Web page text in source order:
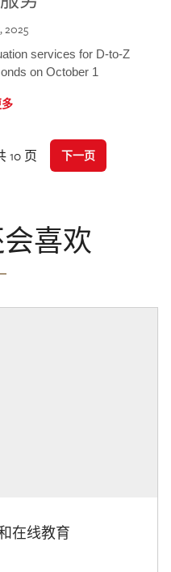
2025
services for D-to-Z
on October 1
10 页 下一页
喜欢
在线教育